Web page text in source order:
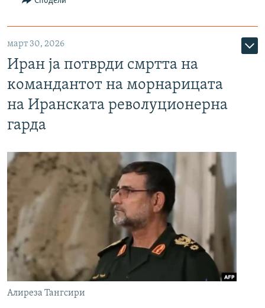
март 30, 2026
Иран ја потврди смртта на
командантот на морнарицата
на Иранската револуционерна
гарда
Алиреза Тангсири